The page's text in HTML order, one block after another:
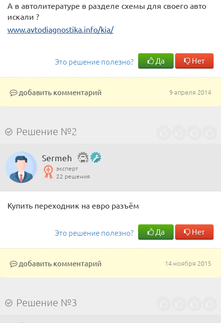
А в автолитературе в разделе схемы для своего авто
искали ?
www.avtodiagnostika.info/kia/
Это решение полезно? Да Нет
9 апреля 2014
добавить комментарий
Решение №2
Sermeh
эксперт
22 решения
Купить переходник на евро разъём
Это решение полезно? Да Нет
14 ноября 2015
добавить комментарий
Решение №3